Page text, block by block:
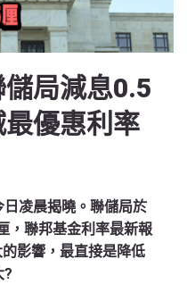
儲局減息0.5
優惠利率
凌晨揭曉。聯儲局於
，聯邦基金利率最新報
影響，最直接是降低
?